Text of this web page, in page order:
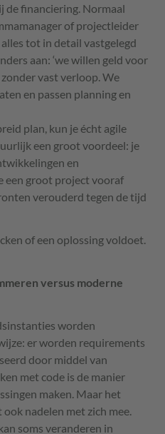
de financiering. Normaal
of project­leider
tot in detail vastgelegd
aan: ‘we willen geld voor
vast verloop. We
en passen planning en
plan, kun je écht agile
een groot voordeel: je
en
een groot project vooraf
verouderd tegen de tijd
of een oplossing voldoet.
versus moderne
worden
er worden requirements
door middel van
met code is de manier
maken. Maar het
nadelen met zich mee.
soms veranderen in